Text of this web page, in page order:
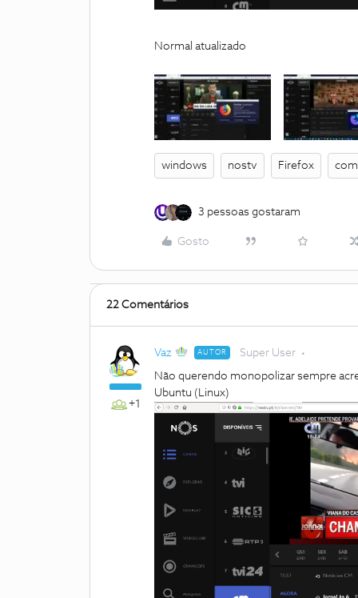
Normal atualizado
windows nostv Firefox
3 pessoas gostaram
Gosto
22 Comentários
+1
Vaz AUTOR Super User
Não querendo monopolizar sempre
Ubuntu (Linux)